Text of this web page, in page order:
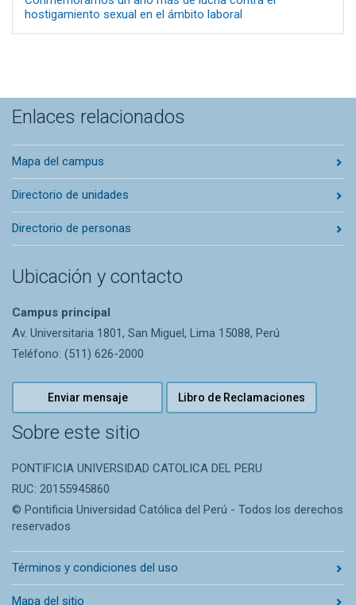
hostigamiento sexual en el ámbito laboral
Enlaces relacionados
Mapa del campus
Directorio de unidades
Directorio de personas
Ubicación y contacto
Campus principal
Av. Universitaria 1801, San Miguel, Lima 15088, Perú
Teléfono: (511) 626-2000
Enviar mensaje Libro de Reclamaciones
Sobre este sitio
PONTIFICIA UNIVERSIDAD CATOLICA DEL PERU
RUC: 20155945860
© Pontificia Universidad Católica del Perú - Todos los derechos
reservados
Términos y condiciones del uso
Mapa del sitio